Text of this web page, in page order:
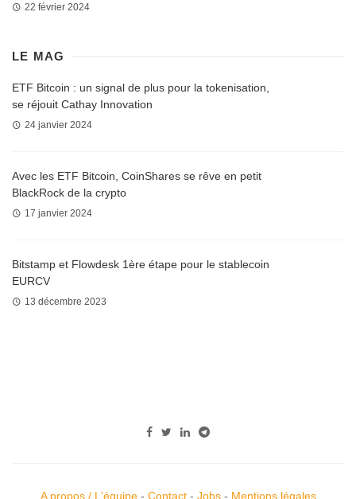
22 février 2024
LE MAG
ETF Bitcoin : un signal de plus pour la tokenisation,
se réjouit Cathay Innovation
24 janvier 2024
Avec les ETF Bitcoin, CoinShares se rêve en petit
BlackRock de la crypto
17 janvier 2024
Bitstamp et Flowdesk 1ère étape pour le stablecoin
EURCV
13 décembre 2023
A propos / L'équipe- Contact- Jobs- Mentions légales